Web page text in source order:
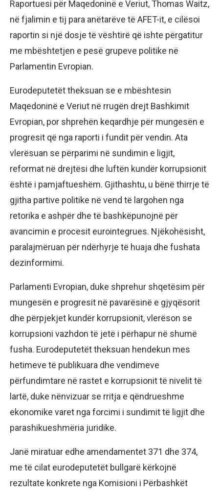
Raportuesi për Maqedoninë e Veriut, Thomas Waitz,
në fjalimin e tij para anëtarëve të AFET-it, e cilësoi
raportin si një dosje të vështirë që ishte përgatitur
me mbështetjen e pesë grupeve politike në
Parlamentin Evropian.
Eurodeputetët theksuan se e mbështesin
Maqedoninë e Veriut në rrugën drejt Bashkimit
Evropian, por shprehën keqardhje për mungesën e
progresit që nga raporti i fundit për vendin. Ata
vlerësuan se përparimi në sundimin e ligjit,
reformat në drejtësi dhe luftën kundër korrupsionit
është i pamjaftueshëm. Gjithashtu, u bënë thirrje të
gjitha partive politike në vend të largohen nga
retorika e ashpër dhe të bashkëpunojnë për
avancimin e procesit eurointegrues. Njëkohësisht,
paralajmëruan për ndërhyrje të huaja dhe fushata
dezinformimi.
Parlamenti Evropian, duke shprehur shqetësim për
mungesën e progresit në pavarësinë e gjyqësorit
dhe përpjekjet kundër korrupsionit, vlerëson se
korrupsioni vazhdon të jetë i përhapur në shumë
fusha. Eurodeputetët theksuan hendekun mes
hetimeve të publikuara dhe vendimeve
përfundimtare në rastet e korrupsionit të nivelit të
lartë, duke nënvizuar se rritja e qëndrueshme
ekonomike varet nga forcimi i sundimit të ligjit dhe
parashikueshmëria juridike.
Janë miratuar edhe amendamentet 371 dhe 374,
me të cilat eurodeputetët bullgarë kërkojnë
rezultate konkrete nga Komisioni i Përbashkët